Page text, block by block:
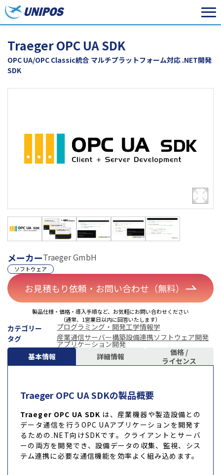
Traeger OPC UA SDK
OPC UA/OPC Classic統合 マルチプラットフォーム対応 .NET開発
SDK
メーカーTraeger GmbH
ソフトウェア
お見積もり依頼・お問い合わせ（無料）
製品仕様・価格・導入手順など、お気軽にお問い合わせください
（通常、1営業日以内に回答いたします）
カテゴリー プログラミング・開発工学情報学
タグ
産業通信サーバー構築設備連携ソフトウェア開発
アプリケーション開発
基本情報
詳細情報
価格 /
ライセンス
Traeger OPC UA SDKの製品概要
Traeger OPC UA SDK は、産業機器や製造設備との
データ通信を行うOPC UAアプリケーションを開発す
るための.NET向けSDKです。クライアントとサーバ
ーの両方を開発でき、設備データの収集、監視、シス
テム連携に必要な通信機能を効率よく組み込めます。